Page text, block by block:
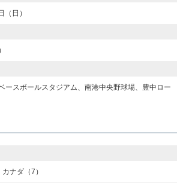
日）
ースボールスタジアム、南港中央野球場、豊中ロー
ナダ（7）